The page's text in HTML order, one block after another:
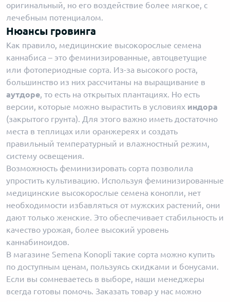
оригинальный, но его воздействие более мягкое, с
лечебным потенциалом.
Нюансы гровинга
Как правило, медицинские высокорослые семена
каннабиса – это феминизированные, автоцветущие
или фотопериодные сорта. Из-за высокого роста,
большинство из них рассчитаны на выращивание в
аутдоре, то есть на открытых плантациях. Но есть
версии, которые можно вырастить в условиях индора
(закрытого грунта). Для этого важно иметь достаточно
места в теплицах или оранжереях и создать
правильный температурный и влажностный режим,
систему освещения.
Возможность феминизировать сорта позволила
упростить культивацию. Используя феминизированные
медицинские высокорослые семена конопли, нет
необходимости избавляться от мужских растений, они
дают только женские. Это обеспечивает стабильность и
качество урожая, более высокий уровень
каннабиноидов.
В магазине Semena Konopli такие сорта можно купить
по доступным ценам, пользуясь скидками и бонусами.
Если вы сомневаетесь в выборе, наши менеджеры
всегда готовы помочь. Заказать товар у нас можно